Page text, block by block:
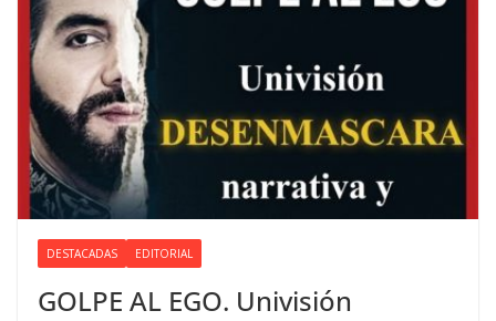
DESTACADAS EDITORIAL
GOLPE AL EGO. Univisión